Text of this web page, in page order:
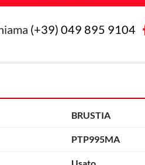
(+39) 049 895 9104
BRUSTIA
PTP995MA